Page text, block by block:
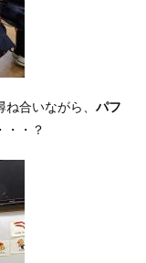
合いながら、 パフ
・・？